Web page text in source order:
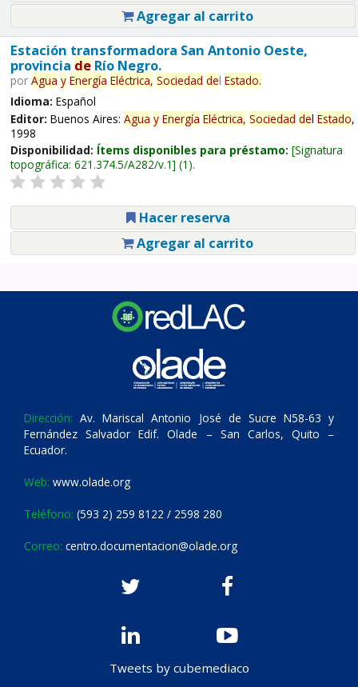
Agregar al carrito
Estación transformadora San Antonio Oeste,
provincia deRío Negro.
por Agua y Energía Eléctrica, Sociedad del Estado.
Idioma: Español
Editor: Buenos Aires: Agua y Energía Eléctrica, Sociedad del Estado,
1998
Disponibilidad: Ítems disponibles para préstamo: Signatura
topográfica: 621.374.5/A282/v.1 (1).
Hacer reserva
Agregar al carrito
Dirección: Av. Mariscal Antonio José de Sucre N58-63 y
Fernández Salvador Edif. Olade – San Carlos, Quito –
Ecuador.
Web: www.olade.org
Teléfono: (593 2) 259 8122 / 2598 280
Correo: centro.documentacion@olade.org
Tweets by cubemediaco